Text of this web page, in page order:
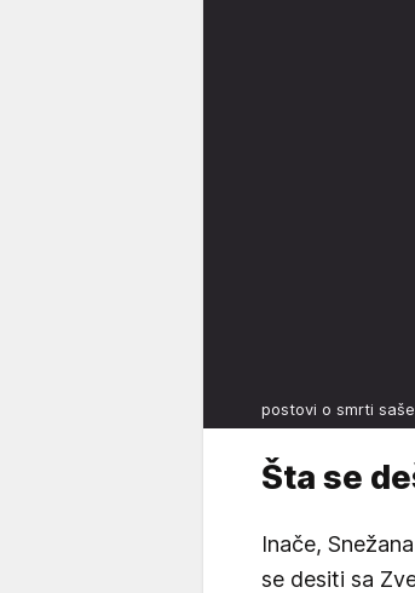
postovi o smrti
Šta se
Inače,
se desiti sa